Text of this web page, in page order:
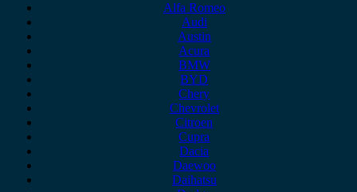
Alfa Romeo
Audi
Austin
Acura
BMW
BYD
Chery
Chevrolet
Citroen
Cupra
Dacia
Daewoo
Daihatsu